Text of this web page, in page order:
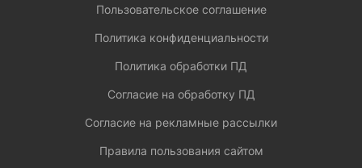
Пользовательское соглашение
Политика конфиденциальности
Политика обработки ПД
Согласие на обработку ПД
Согласие на рекламные рассылки
Правила пользования сайтом